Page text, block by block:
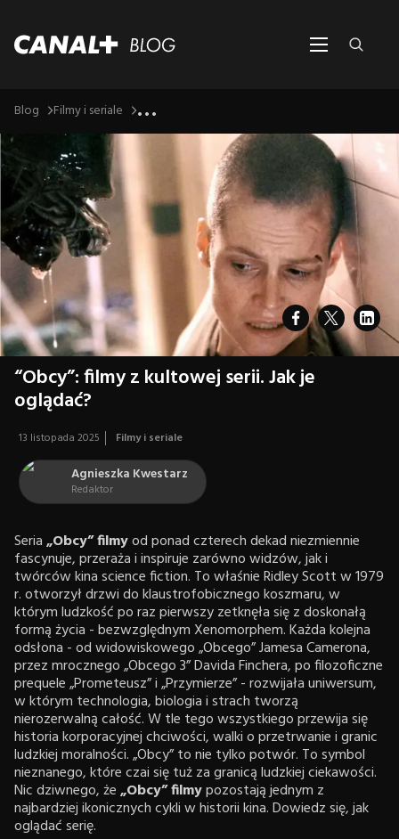
Blog Filmy i seriale ...
“Obcy”: filmy z kultowej serii. Jak je
oglądać?
13 listopada 2025 Filmy i seriale
Agnieszka Kwestarz
Redaktor
Seria„Obcy” filmyod ponad czterech dekad niezmiennie
fascynuje, przeraża i inspiruje zarówno widzów, jak i
twórców kina science fiction. To właśnie Ridley Scott w 1979
r. otworzył drzwi do klaustrofobicznego koszmaru, w
którym ludzkość po raz pierwszy zetknęła się z doskonałą
formą życia - bezwzględnym Xenomorphem. Każda kolejna
odsłona - od widowiskowego „Obcego” Jamesa Camerona,
przez mrocznego „Obcego 3” Davida Finchera, po filozoficzne
prequele „Prometeusz” i „Przymierze” - rozwijała uniwersum,
w którym technologia, biologia i strach tworzą
nierozerwalną całość. W tle tego wszystkiego przewija się
historia korporacyjnej chciwości, walki o przetrwanie i granic
ludzkiej moralności. „Obcy” to nie tylko potwór. To symbol
nieznanego, które czai się tuż za granicą ludzkiej ciekawości.
Nic dziwnego, że„Obcy” filmypozostają jednym z
najbardziej ikonicznych cykli w historii kina. Dowiedz się, jak
oglądać serię.